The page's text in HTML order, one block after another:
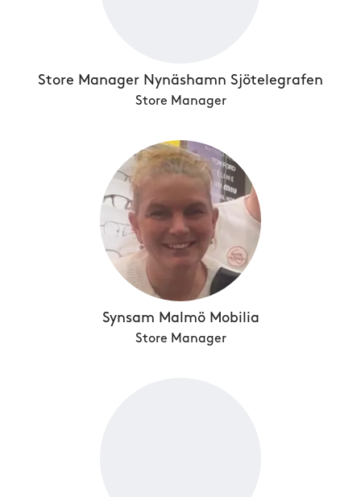
Store Manager Nynäshamn Sjötelegrafen
Store Manager
Synsam Malmö Mobilia
Store Manager